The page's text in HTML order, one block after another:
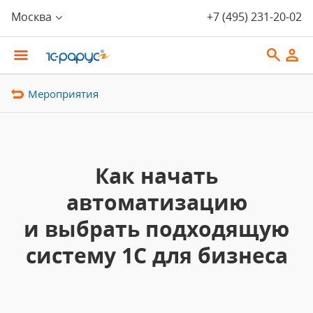
Москва +7 (495) 231-20-02
Мероприятия
Как начать
автоматизацию
и выбрать подходящую
систему 1С для бизнеса